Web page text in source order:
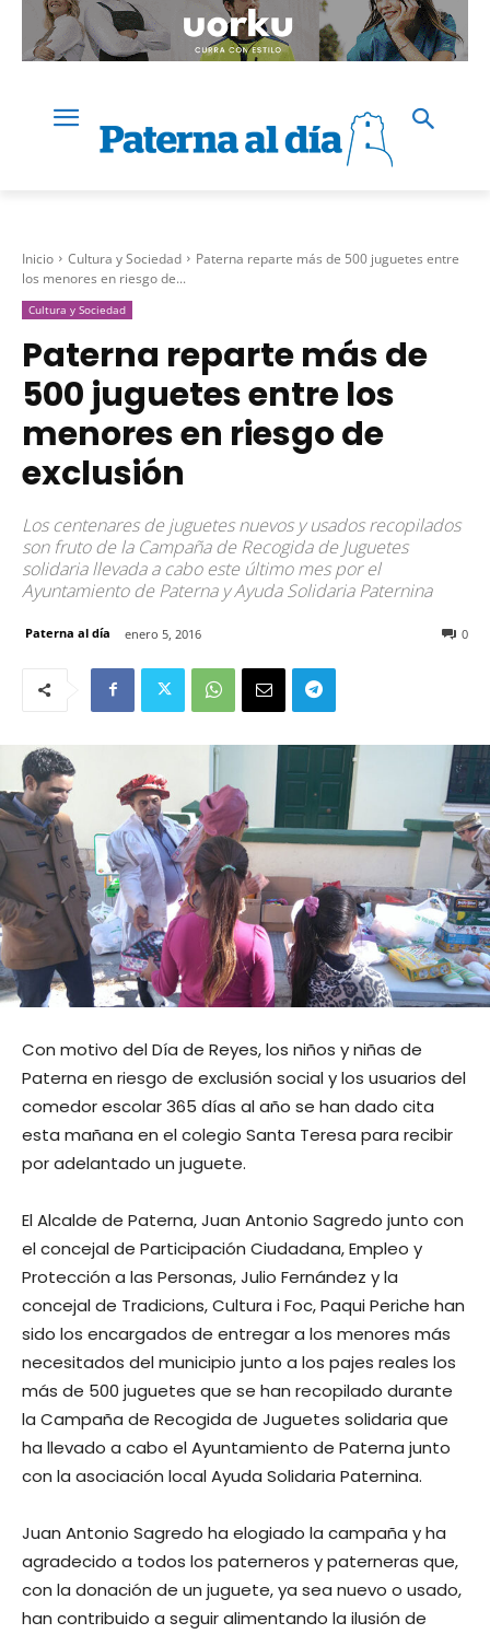
Inicio Cultura y Sociedad
Paterna reparte más de 500 juguetes entre
los menores en riesgo de...
Cultura y Sociedad
Paterna reparte más de
500 juguetes entre los
menores en riesgo de
exclusión
Los centenares de juguetes nuevos y usados recopilados
son fruto de la Campaña de Recogida de Juguetes
solidaria llevada a cabo este último mes por el
Ayuntamiento de Paterna y Ayuda Solidaria Paternina
Paterna al día enero 5, 2016 0
Con motivo del Día de Reyes, los niños y niñas de
Paterna en riesgo de exclusión social y los usuarios del
comedor escolar 365 días al año se han dado cita
esta mañana en el colegio Santa Teresa para recibir
por adelantado un juguete.
El Alcalde de Paterna, Juan Antonio Sagredo junto con
el concejal de Participación Ciudadana, Empleo y
Protección a las Personas, Julio Fernández y la
concejal de Tradicions, Cultura i Foc, Paqui Periche han
sido los encargados de entregar a los menores más
necesitados del municipio junto a los pajes reales los
más de 500 juguetes que se han recopilado durante
la Campaña de Recogida de Juguetes solidaria que
ha llevado a cabo el Ayuntamiento de Paterna junto
con la asociación local Ayuda Solidaria Paternina.
Juan Antonio Sagredo ha elogiado la campaña y ha
agradecido a todos los paterneros y paterneras que,
con la donación de un juguete, ya sea nuevo o usado,
han contribuido a seguir alimentando la ilusión de